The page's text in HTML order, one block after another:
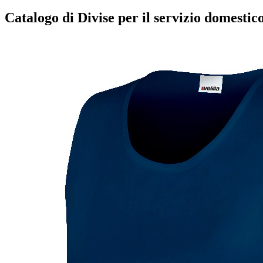
Catalogo di Divise per il servizio